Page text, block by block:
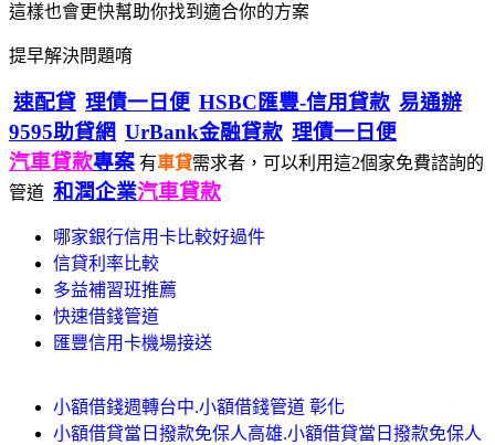
這樣也會更快幫助你找到適合你的方案
提早解決問題唷
速配貸 理債一日便 HSBC匯豐-信用貸款 易通辦
9595助貸網 UrBank金融貸款 理債一日便
汽車貸款專案 有車貸需求者，可以利用這2個家免費諮詢的
管道 和潤企業汽車貸款
哪家銀行信用卡比較好過件
信貸利率比較
多益補習班推薦
快速借錢管道
匯豐信用卡機場接送
小額借錢週轉台中.小額借錢管道 彰化
小額借貸當日撥款免保人高雄.小額借貸當日撥款免保人